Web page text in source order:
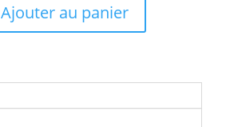
Ajouter au panier